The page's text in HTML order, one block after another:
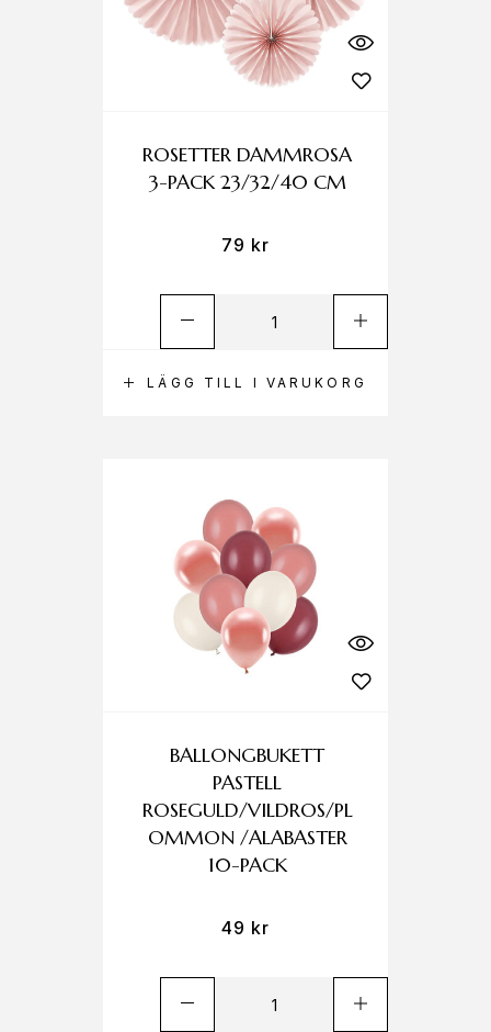
LÄGG TILL I VARUKORG
ROSETTER DAMMROSA
3-PACK 23/32/40 CM
79 kr
BALLONGBUKETT
PASTELL
ROSEGULD/VILDROS/PL
OMMON /ALABASTER
10-PACK
49 kr